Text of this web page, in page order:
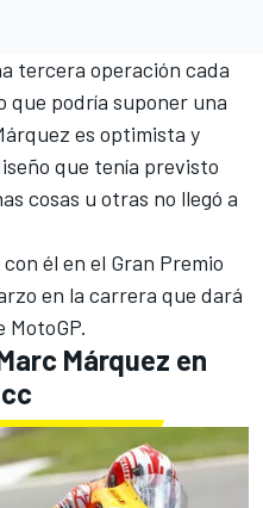
tercera operación cada
que podría suponer una
es optimista y
que tenía previsto
cosas u otras no llegó a
él en el Gran Premio
en la carrera que dará
MotoGP.
Márquez en